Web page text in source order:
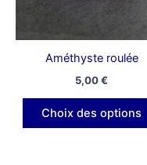
Améthyste roulée
5,00€
Choix des options